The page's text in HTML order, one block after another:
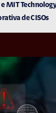
MIT
de CISOs